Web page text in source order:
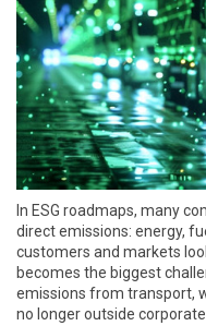
In ESG roadmaps, many
direct emissions: energy,
customers and markets
becomes the biggest
emissions from transport,
no longer outside